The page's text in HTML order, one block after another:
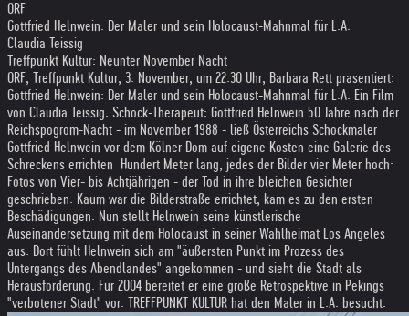
ORF
Gottfried Helnwein: Der Maler und sein Holocaust-Mahnmal für L.A.
Claudia Teissig
Treffpunkt Kultur: Neunter November Nacht
ORF, Treffpunkt Kultur, 3. November, um 22.30 Uhr, Barbara Rett prasentiert:
Gottfried Helnwein: Der Maler und sein Holocaust-Mahnmal für L.A. Ein Film
von Claudia Teissig. Schock-Therapeut: Gottfried Helnwein 50 Jahre nach der
Reichspogrom-Nacht - im November 1988 - ließ Österreichs Schockmaler
Gottfried Helnwein vor dem Kölner Dom auf eigene Kosten eine Galerie des
Schreckens errichten. Hundert Meter lang, jedes der Bilder vier Meter hoch:
Fotos von Vier- bis Achtjährigen - der Tod in ihre bleichen Gesichter
geschrieben. Kaum war die Bilderstraße errichtet, kam es zu den ersten
Beschädigungen. Nun stellt Helnwein seine künstlerische
Auseinandersetzung mit dem Holocaust in seiner Wahlheimat Los Angeles
aus. Dort fühlt Helnwein sich am "äußersten Punkt im Prozess des
Untergangs des Abendlandes" angekommen - und sieht die Stadt als
Herausforderung. Für 2004 bereitet er eine große Retrospektive in Pekings
"verbotener Stadt" vor. TREFFPUNKT KULTUR hat den Maler in L.A. besucht.